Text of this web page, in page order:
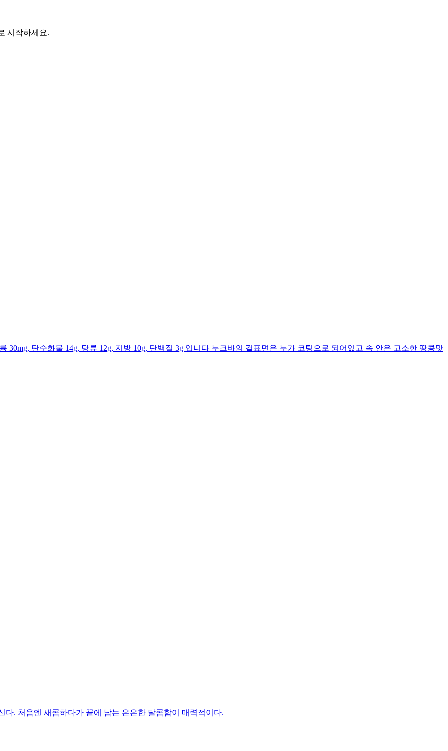
시작하세요.
30mg, 탄수화물 14g, 당류 12g, 지방 10g, 단백질 3g 입니다 누크바의 겉표면은 누가 코팅으로 되어있고 속 안은 고소한 땅콩맛
. 처음엔 새콤하다가 끝에 남는 은은한 달콤함이 매력적이다.